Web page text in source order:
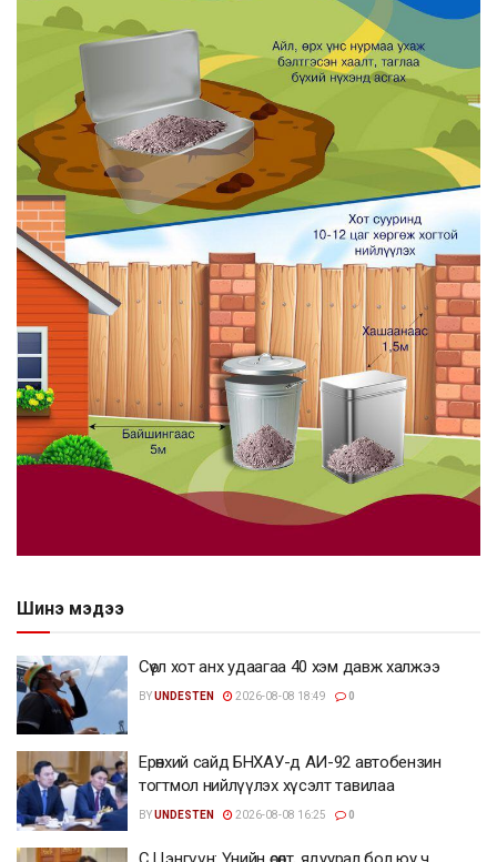
Шинэ мэдээ
Сөүл хот анх удаагаа 40 хэм давж халжээ
BYUNDESTEN 2026-08-08 18:49 0
Ерөнхий сайд БНХАУ-д АИ-92 автобензин
тогтмол нийлүүлэх хүсэлт тавилаа
BYUNDESTEN 2026-08-08 16:25 0